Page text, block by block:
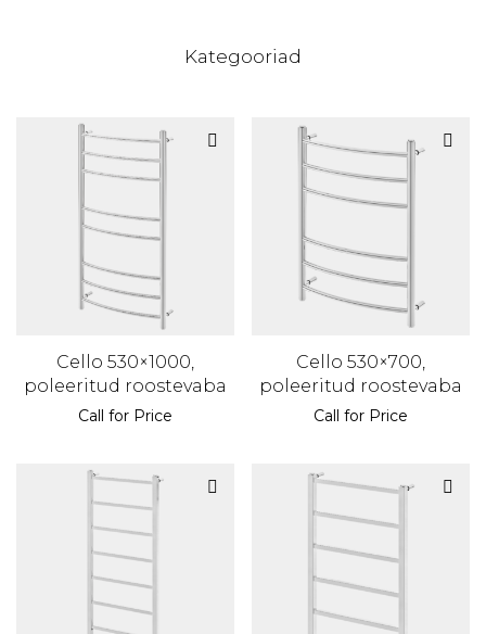
Kategooriad
Cello 530×1000,
poleeritud roostevaba
Call for Price
Cello 530×700,
poleeritud roostevaba
Call for Price